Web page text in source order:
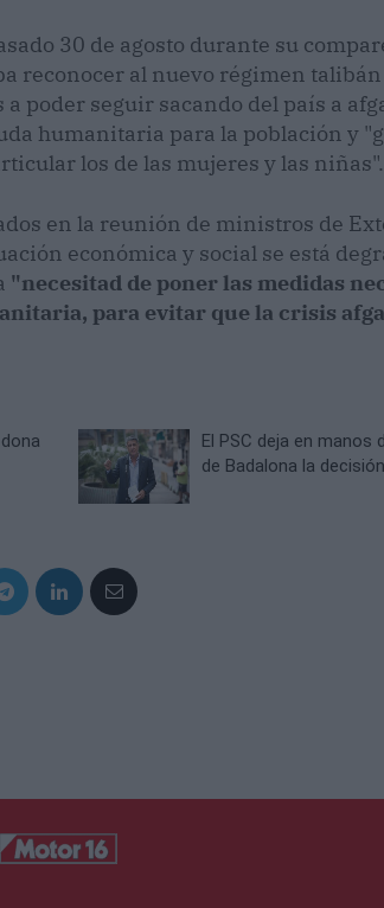
30 de agosto durante su
reconocer al nuevo régimen
poder seguir sacando del país a
humanitaria para la población y
los de las mujeres y las niñas".
en la reunión de ministros de
económica y social se está
"necesitad de poner las medidas
para evitar que la crisis
El PSC deja en manos
de Badalona la